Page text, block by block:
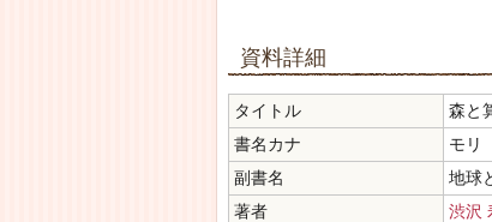
資料詳細
タイトル
森と
書名カナ
モリ
副書名
地球
著者
渋沢